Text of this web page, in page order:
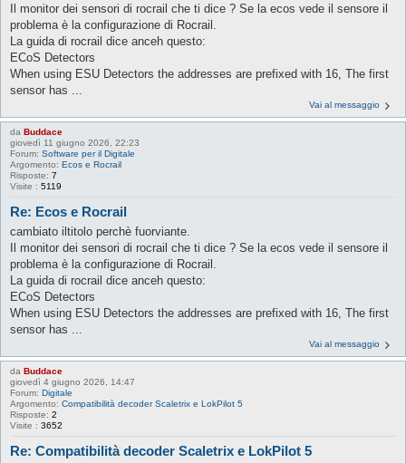
Il monitor dei sensori di rocrail che ti dice ? Se la ecos vede il sensore il
problema è la configurazione di Rocrail.
La guida di rocrail dice anceh questo:
ECoS Detectors
When using ESU Detectors the addresses are prefixed with 16, The first
sensor has ...
Vai al messaggio
da Buddace
giovedì 11 giugno 2026, 22:23
Forum: Software per il Digitale
Argomento: Ecos e Rocrail
Risposte: 7
Visite : 5119
Re: Ecos e Rocrail
cambiato iltitolo perchè fuorviante.
Il monitor dei sensori di rocrail che ti dice ? Se la ecos vede il sensore il
problema è la configurazione di Rocrail.
La guida di rocrail dice anceh questo:
ECoS Detectors
When using ESU Detectors the addresses are prefixed with 16, The first
sensor has ...
Vai al messaggio
da Buddace
giovedì 4 giugno 2026, 14:47
Forum: Digitale
Argomento: Compatibilità decoder Scaletrix e LokPilot 5
Risposte: 2
Visite : 3652
Re: Compatibilità decoder Scaletrix e LokPilot 5